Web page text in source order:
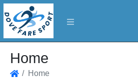
Home
Home